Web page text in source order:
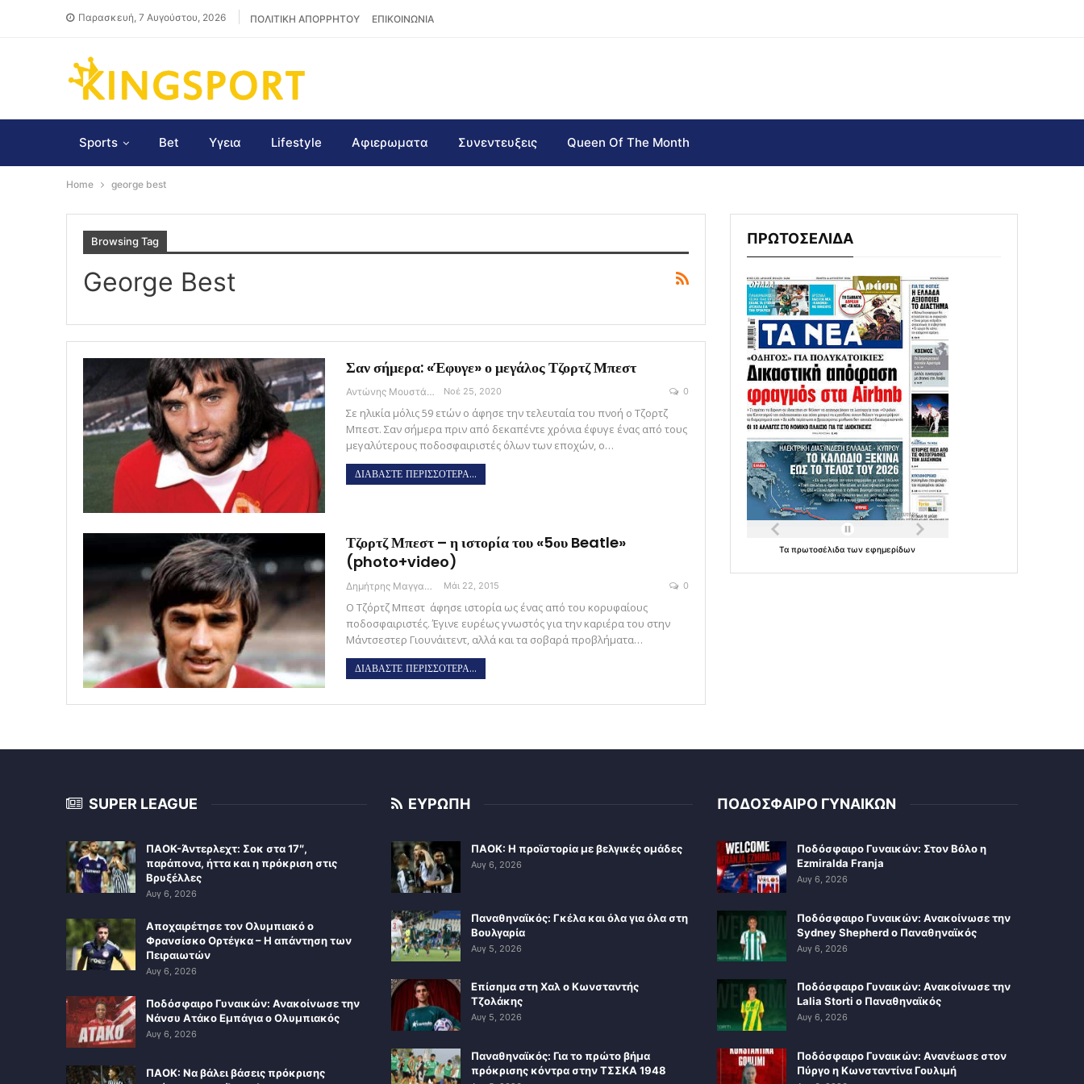
Παρασκευή, 7 Αυγούστου, 2026 ΠΟΛΙΤΙΚΗ ΑΠΟΡΡΗΤΟΥ ΕΠΙΚΟΙΝΩΝΙΑ
Sports Bet Υγεια Lifestyle Αφιερωματα Συνεντευξεις Queen Of The Month
Home george best
Browsing Tag
George Best
Σαν σήμερα: «Έφυγε» ο μεγάλος Τζορτζ Μπεστ
Αντώνης Μουστάκας Νοέ 25, 2020 0
Σε ηλικία μόλις 59 ετών ο άφησε την τελευταία του πνοή ο Τζορτζ
Μπεστ. Σαν σήμερα πριν από δεκαπέντε χρόνια έφυγε ένας από τους
μεγαλύτερους ποδοσφαιριστές όλων των εποχών, ο…
ΔΙΑΒΑΣΤΕ ΠΕΡΙΣΣΟΤΕΡΑ...
Τζορτζ Μπεστ – η ιστορία του «5ου Beatle»
(photo+video)
Δημήτρης Μαγγανάρης Μάι 22, 2015 0
Ο Τζόρτζ Μπεστ άφησε ιστορία ως ένας από του κορυφαίους
ποδοσφαιριστές. Έγινε ευρέως γνωστός για την καριέρα του στην
Μάντσεστερ Γιουνάιτεντ, αλλά και τα σοβαρά προβλήματα…
ΔΙΑΒΑΣΤΕ ΠΕΡΙΣΣΟΤΕΡΑ...
ΠΡΩΤΟΣΕΛΙΔΑ
Ταπρωτοσέλιδατωνεφημερίδων
SUPER LEAGUE
ΠΑΟΚ-Άντερλεχτ: Σοκ στα 17″,
παράπονα, ήττα και η πρόκριση στις
Βρυξέλλες
Αυγ 6, 2026
Αποχαιρέτησε τον Ολυμπιακό ο
Φρανσίσκο Ορτέγκα – Η απάντηση των
Πειραιωτών
Αυγ 6, 2026
Ποδόσφαιρο Γυναικών: Ανακοίνωσε την
Νάνσυ Ατάκο Εμπάγια ο Ολυμπιακός
Αυγ 6, 2026
ΠΑΟΚ: Να βάλει βάσεις πρόκρισης
ΕΥΡΩΠΗ
ΠΑΟΚ: Η προϊστορία με βελγικές ομάδες
Αυγ 6, 2026
Παναθηναϊκός: Γκέλα και όλα για όλα στη
Βουλγαρία
Αυγ 5, 2026
Επίσημα στη Χαλ ο Κωνσταντής
Τζολάκης
Αυγ 5, 2026
Παναθηναϊκός: Για το πρώτο βήμα
πρόκρισης κόντρα στην ΤΣΣΚΑ 1948
ΠΟΔΟΣΦΑΙΡΟ ΓΥΝΑΙΚΩΝ
Ποδόσφαιρο Γυναικών: Στον Βόλο η
Ezmiralda Franja
Αυγ 6, 2026
Ποδόσφαιρο Γυναικών: Ανακοίνωσε την
Sydney Shepherd ο Παναθηναϊκός
Αυγ 6, 2026
Ποδόσφαιρο Γυναικών: Ανακοίνωσε την
Lalia Storti ο Παναθηναϊκός
Αυγ 6, 2026
Ποδόσφαιρο Γυναικών: Ανανέωσε στον
Πύργο η Κωνσταντίνα Γουλιμή